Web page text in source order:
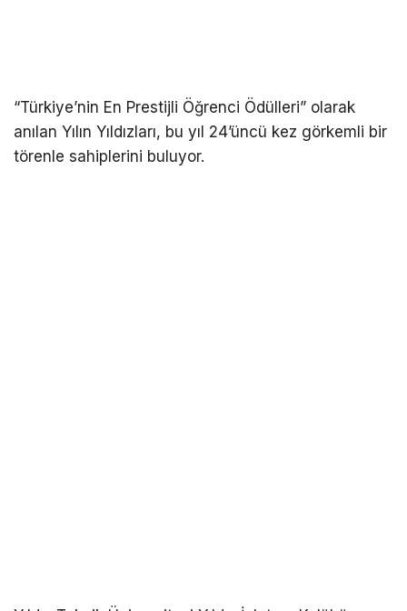
“Türkiye’nin En Prestijli Öğrenci Ödülleri” olarak
anılan Yılın Yıldızları, bu yıl 24’üncü kez görkemli bir
törenle sahiplerini buluyor.